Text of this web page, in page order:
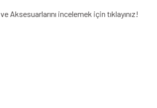
ve Aksesuarlarını incelemek için tıklayınız!